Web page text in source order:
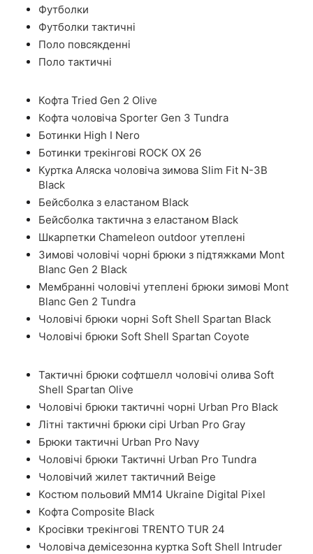
Футболки
Футболки тактичні
Поло повсякденні
Поло тактичні
Кофта Tried Gen 2 Olive
Кофта чоловіча Sporter Gen 3 Tundra
Ботинки High I Nero
Ботинки трекінгові ROCK OX 26
Куртка Аляска чоловіча зимова Slim Fit N-3B
Black
Бейсболка з еластаном Black
Бейсболка тактична з еластаном Black
Шкарпетки Chameleon outdoor утеплені
Зимові чоловічі чорні брюки з підтяжками Mont
Blanc Gen 2 Black
Мембранні чоловічі утеплені брюки зимові Mont
Blanc Gen 2 Tundra
Чоловічі брюки чорні Soft Shell Spartan Black
Чоловічі брюки Soft Shell Spartan Coyote
Тактичні брюки софтшелл чоловічі олива Soft
Shell Spartan Olive
Чоловічі брюки тактичні чорні Urban Pro Black
Літні тактичні брюки сірі Urban Pro Gray
Брюки тактичні Urban Pro Navy
Чоловічі брюки Тактичні Urban Pro Tundra
Чоловічий жилет тактичний Beige
Костюм польовий ММ14 Ukraine Digital Pixel
Кофта Composite Black
Кросівки трекінгові TRENTO TUR 24
Чоловіча демісезонна куртка Soft Shell Intruder